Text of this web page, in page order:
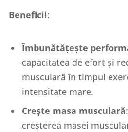
Beneficii:
Îmbunătățește
capacitatea de efort și
musculară în timpul
intensitate mare.
Crește masa musculară
creșterea masei